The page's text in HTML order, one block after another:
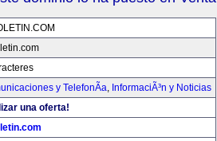
y TelefonÃ­a, InformaciÃ³n y Noticias
una oferta!